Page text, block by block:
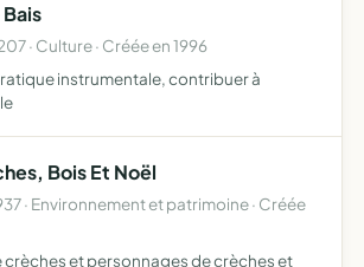
· Culture · Créée en 1996
instrumentale, contribuer à
Bois Et Noël
· Environnement et patrimoine · Créée
crèches et personnages de crèches et